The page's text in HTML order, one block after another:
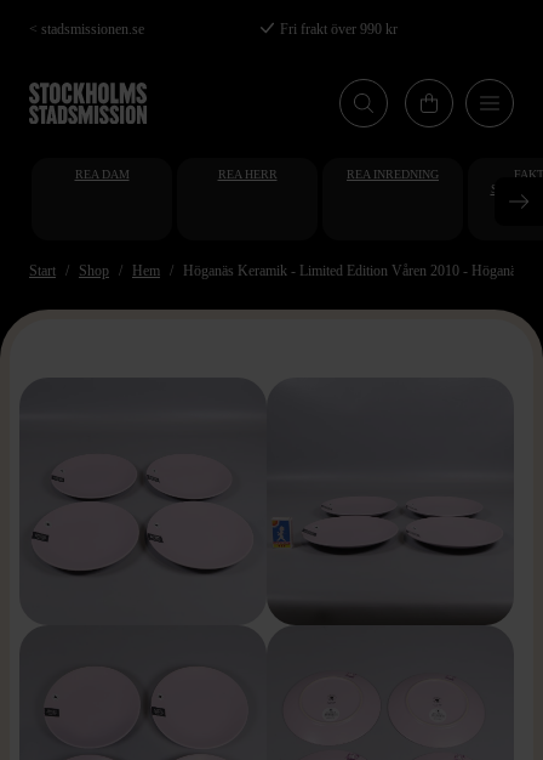
Hoppa
till
huvudinnehåll
< stadsmissionen.se Fri frakt över 990 kr
REA DAM REA HERR REA INREDNING
Start Shop Hem Höganäs Keramik - Limited Edition Våren 2010 - Höganäs